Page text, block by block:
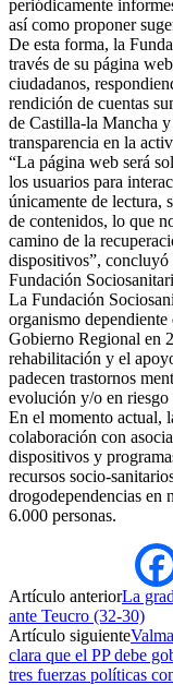
periódicamente
así como proponer
De esta forma, la
través de su página
ciudadanos,
rendición de cuentas
de Castilla-la Mancha
transparencia en la
“La página web será
los usuarios para
únicamente de lectura,
de contenidos, lo que
camino de la
dispositivos”,
Fundación
La Fundación
organismo
Gobierno Regional en
rehabilitación y el
padecen trastornos
evolución y/o en
En el momento actual,
colaboración con
dispositivos y
recursos socio-
drogodependencias en
6.000 personas.
Artículo anteriorLa
ante Teucro (32-30)
Artículo siguiente
clara que el PP debe
tres fuerzas políticas